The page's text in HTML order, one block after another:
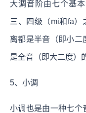
大调音阶由七个基
三、四级（mi和fa）
离都是半音（即小二
是全音（即大二度）
5、小调
小调也是由一种七个